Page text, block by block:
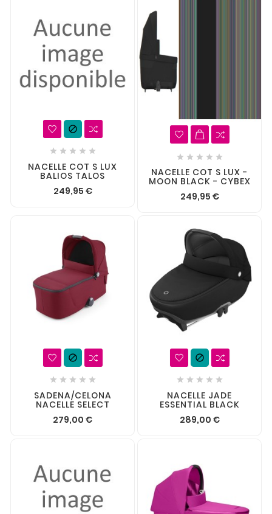

    
NACELLE COT S LUX
BALIOS TALOS
249,95 €
    
NACELLE COT S LUX -
MOON BLACK - CYBEX
249,95 €

    
SADENA/CELONA
NACELLE SELECT
279,00 €

    
NACELLE JADE
ESSENTIAL BLACK
289,00 €